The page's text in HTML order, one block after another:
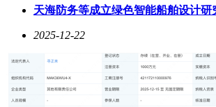
天海防务等成立绿色智能船舶设计研
2025-12-22